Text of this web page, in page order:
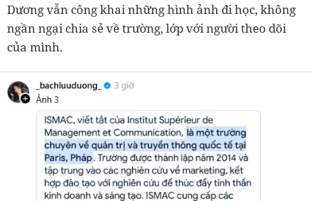
Dương vẫn công khai những hình ảnh đi học, không
ngần ngại chia sẻ về trường, lớp với người theo dõi
của mình.